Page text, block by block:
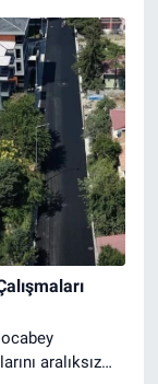
aralıksız